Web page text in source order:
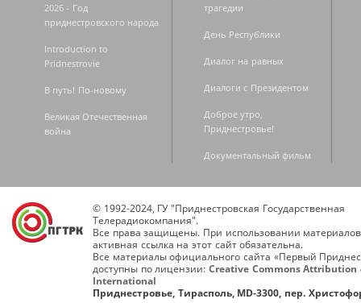
2026 - Год
приднестровского народа
Introduction to
Pridnestrovie
В путь! По-новому
Великая Отечественная
война
трагедии
День Республики
Диалог на равных
Диалоги с Президентом
Доброе утро,
Приднестровье!
Документальный фильм
© 1992-2024, ГУ "Приднестровская Государственная
Телерадиокомпания".
Все права защищены. При использовании
активная ссылка на этот сайт обязательна.
Все материалы официального сайта «Первый
доступны по лицензии: Creative Commons Attribution
International
Приднестровье, Тирасполь, MD-3300, пер.